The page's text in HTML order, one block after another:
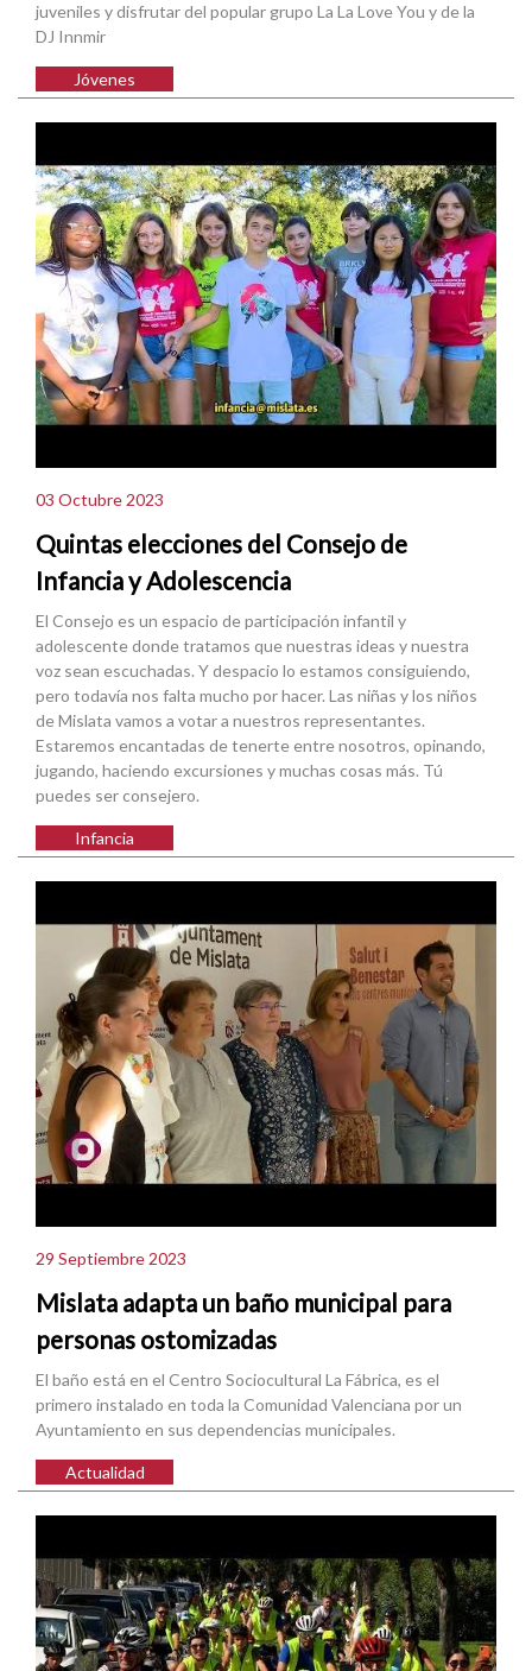
juveniles y disfrutar del popular grupo La La Love You y de la
DJ Innmir
Jóvenes
03 Octubre 2023
Quintas elecciones del Consejo de
Infancia y Adolescencia
El Consejo es un espacio de participación infantil y
adolescente donde tratamos que nuestras ideas y nuestra
voz sean escuchadas. Y despacio lo estamos consiguiendo,
pero todavía nos falta mucho por hacer. Las niñas y los niños
de Mislata vamos a votar a nuestros representantes.
Estaremos encantadas de tenerte entre nosotros, opinando,
jugando, haciendo excursiones y muchas cosas más. Tú
puedes ser consejero.
Infancia
29 Septiembre 2023
Mislata adapta un baño municipal para
personas ostomizadas
El baño está en el Centro Sociocultural La Fábrica, es el
primero instalado en toda la Comunidad Valenciana por un
Ayuntamiento en sus dependencias municipales.
Actualidad